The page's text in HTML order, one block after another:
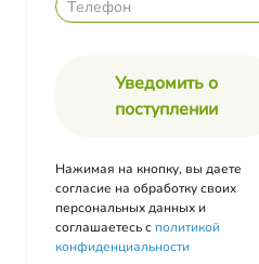
Уведомить о
поступлении
Нажимая на кнопку, вы даете
согласие на обработку своих
персональных данных и
соглашаетесь с политикой
конфиденциальности